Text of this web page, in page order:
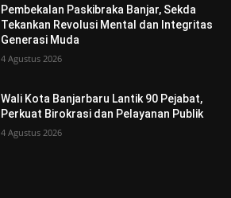
Pembekalan Paskibraka Banjar, Sekda
Tekankan Revolusi Mental dan Integritas
Generasi Muda
4 Agustus 2026
Wali Kota Banjarbaru Lantik 90 Pejabat,
Perkuat Birokrasi dan Pelayanan Publik
4 Agustus 2026